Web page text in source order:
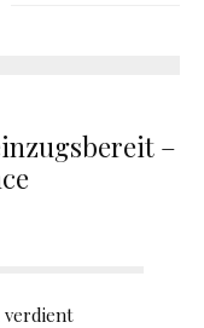
–
verdient